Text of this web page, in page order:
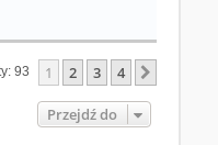
93 1 2 3 4
Przejdź do